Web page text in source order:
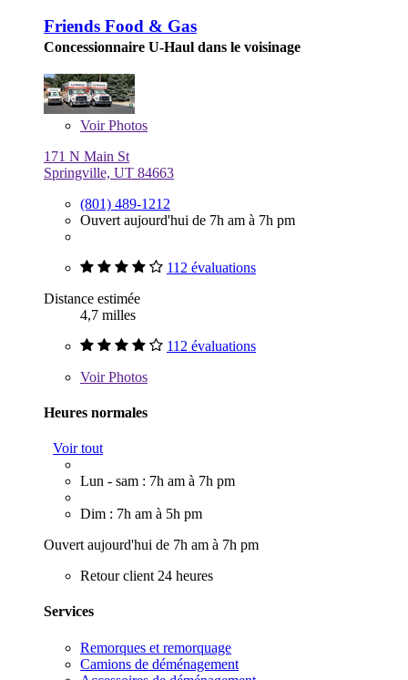
Friends Food & Gas
Concessionnaire U-Haul dans le voisinage
VoirPhotos
171 N Main St
Springville, UT 84663
(801) 489-1212
Ouvert aujourd'hui de 7h am à 7h pm
112 évaluations
Distance estimée
4,7 milles
112 évaluations
VoirPhotos
Heures normales
Voir tout
Lun - sam : 7h am à 7h pm
Dim : 7h am à 5h pm
Ouvert aujourd'hui de 7h am à 7h pm
Retour client 24 heures
Services
Remorques et remorquage
Camions de déménagement